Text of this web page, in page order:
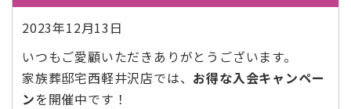
2023年12月13日
いつもご愛顧いただきありがとうございます。
家族葬邸宅西軽井沢店では、 お得な入会キャンペー
ンを開催中です！